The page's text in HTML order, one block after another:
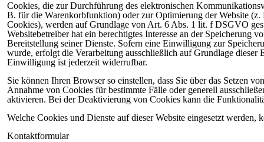
Cookies, die zur Durchführung des elektronischen
B. für die Warenkorbfunktion) oder zur Optimierung der Website
Cookies), werden auf Grundlage von Art. 6 Abs. 1 lit. f DSGVO
Websitebetreiber hat ein berechtigtes Interesse an der Speicherung
Bereitstellung seiner Dienste. Sofern eine Einwilligung zur
wurde, erfolgt die Verarbeitung ausschließlich auf Grundlage
Einwilligung ist jederzeit widerrufbar.
Sie können Ihren Browser so einstellen, dass Sie über das Setzen
Annahme von Cookies für bestimmte Fälle oder generell
aktivieren. Bei der Deaktivierung von Cookies kann die
Welche Cookies und Dienste auf dieser Website eingesetzt werden,
Kontaktformular